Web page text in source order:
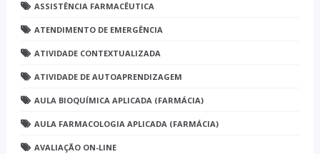
ASSISTÊNCIA FARMACÊUTICA
ATENDIMENTO DE EMERGÊNCIA
ATIVIDADE CONTEXTUALIZADA
ATIVIDADE DE AUTOAPRENDIZAGEM
AULA BIOQUÍMICA APLICADA (FARMÁCIA)
AULA FARMACOLOGIA APLICADA (FARMÁCIA)
AVALIAÇÃO ON-LINE